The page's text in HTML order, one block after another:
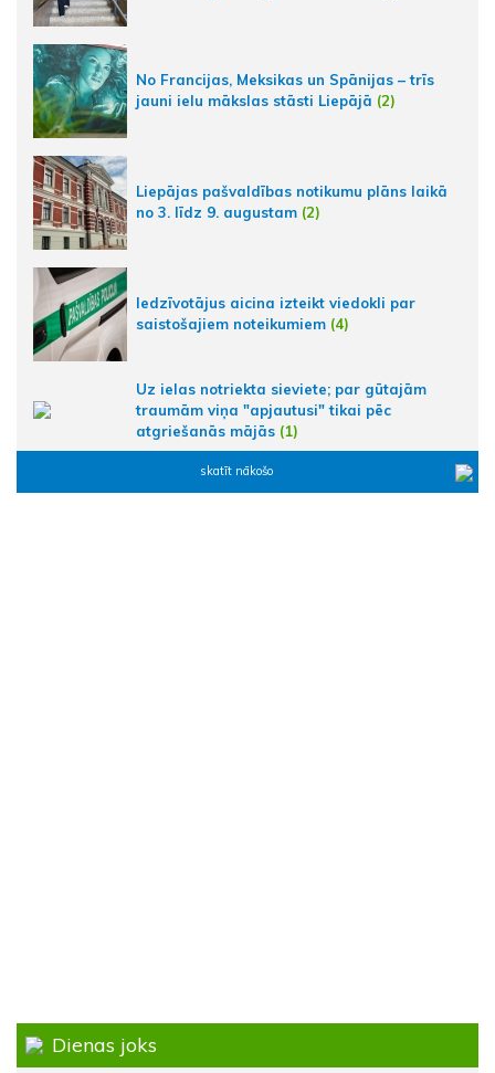
No Francijas, Meksikas un Spānijas – trīs
jauni ielu mākslas stāsti Liepājā (2)
Liepājas pašvaldības notikumu plāns laikā
no 3. līdz 9. augustam (2)
Iedzīvotājus aicina izteikt viedokli par
saistošajiem noteikumiem (4)
Uz ielas notriekta sieviete; par gūtajām
traumām viņa "apjautusi" tikai pēc
atgriešanās mājās (1)
skatīt nākošo
Dienas joks